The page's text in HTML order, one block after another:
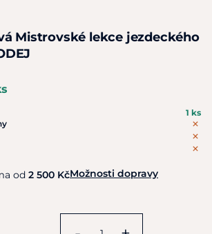
Mistrovské lekce jezdeckého
1 ks
od 2 500 KčMožnosti dopravy